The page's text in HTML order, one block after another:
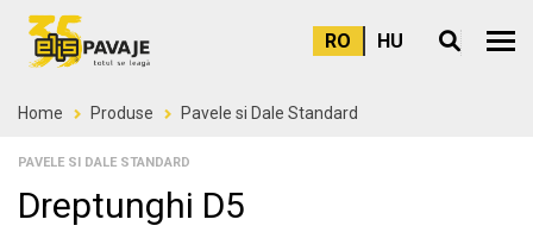
RO HU Meniu
Home Produse Pavele si Dale Standard
PAVELE SI DALE STANDARD
Dreptunghi D5